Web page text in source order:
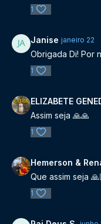
1
Janise janeiro 22
Obrigada Di! Por
1
ELIZABETE
Assim seja 🙏🙏
1
Hemerson &
Que assim seja
1